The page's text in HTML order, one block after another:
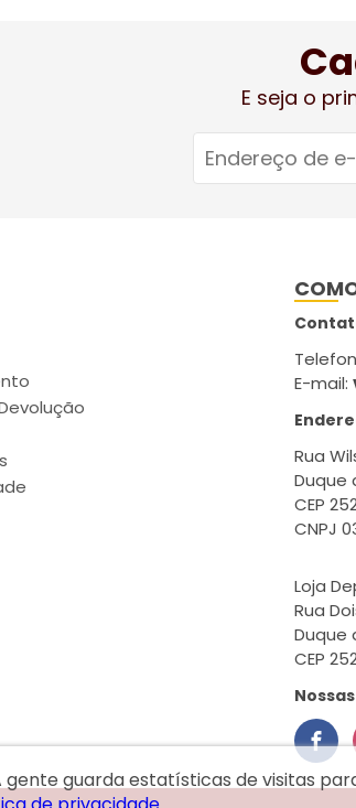
E seja o
E-mail:
Rua
Duque
CEP
CNPJ
Loja
Rua
Duque
CEP
gente guarda estatísticas de visitas